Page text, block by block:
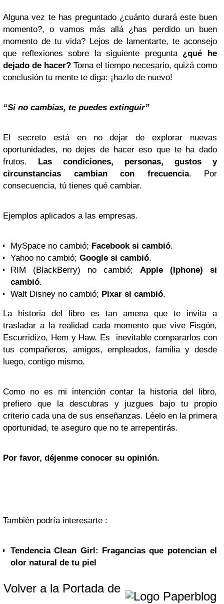
Alguna vez te has preguntado ¿cuánto durará este buen
momento?, o vamos más allá ¿has perdido un buen
momento de tu vida? Lejos de lamentarte, te aconsejo
que reflexiones sobre la siguiente pregunta ¿qué he
dejado de hacer? Toma el tiempo necesario, quizá como
conclusión tu mente te diga: ¡hazlo de nuevo!
“Si no cambias, te puedes extinguir”
El secreto está en no dejar de explorar nuevas
oportunidades, no dejes de hacer eso que te ha dado
frutos. Las condiciones, personas, gustos y
circunstancias cambian con frecuencia. Por
consecuencia, tú tienes qué cambiar.
Ejemplos aplicados a las empresas.
MySpace no cambió; Facebook si cambió.
Yahoo no cambió; Google si cambió.
RIM (BlackBerry) no cambió; Apple (Iphone) si
cambió.
Walt Disney no cambió; Pixar si cambió.
La historia del libro es tan amena que te invita a
trasladar a la realidad cada momento que vive Fisgón,
Escurridizo, Hem y Haw. Es inevitable compararlos con
tus compañeros, amigos, empleados, familia y desde
luego, contigo mismo.
Como no es mi intención contar la historia del libro,
prefiero que la descubras y juzgues bajo tu propio
criterio cada una de sus enseñanzas. Léelo en la primera
oportunidad, te aseguro que no te arrepentirás.
Por favor, déjenme conocer su opinión.
También podría interesarte :
Tendencia Clean Girl: Fragancias que potencian el
olor natural de tu piel
Volver a la Portada de